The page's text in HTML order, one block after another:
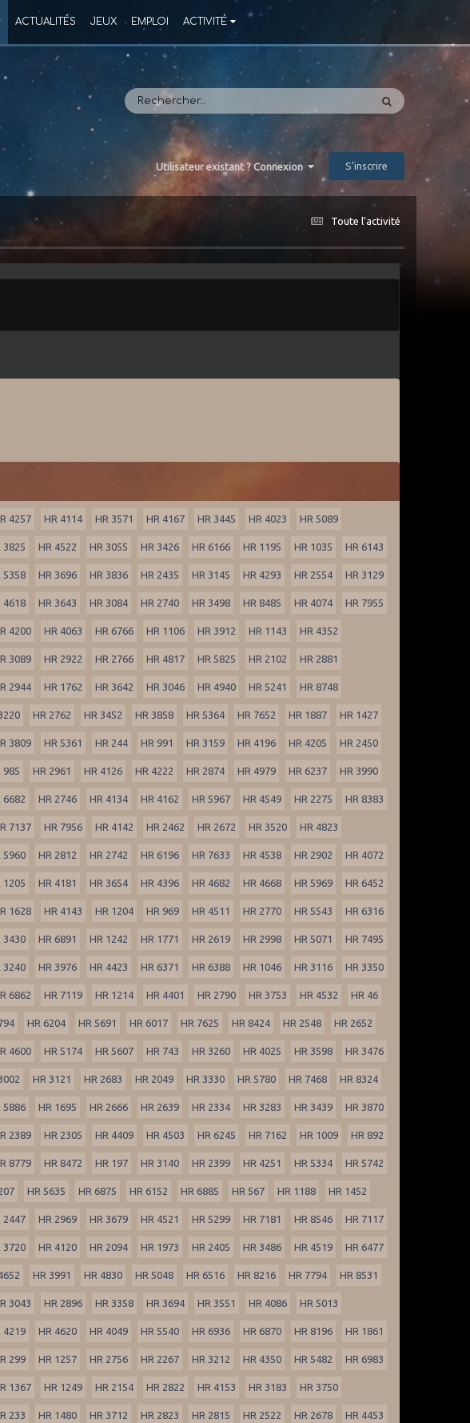
ACTUALITÉS JEUX EMPLOI ACTIVITÉ
Utilisateur existant ? Connexion S’inscrire
Toute l’activité
4257 HR 4114 HR 3571 HR 4167 HR 3445 HR 4023 HR 5089
3825 HR 4522 HR 3055 HR 3426 HR 6166 HR 1195 HR 1035 HR 6143
5358 HR 3696 HR 3836 HR 2435 HR 3145 HR 4293 HR 2554 HR 3129
4618 HR 3643 HR 3084 HR 2740 HR 3498 HR 8485 HR 4074 HR 7955
4200 HR 4063 HR 6766 HR 1106 HR 3912 HR 1143 HR 4352
3089 HR 2922 HR 2766 HR 4817 HR 5825 HR 2102 HR 2881
2944 HR 1762 HR 3642 HR 3046 HR 4940 HR 5241 HR 8748
HR 2762 HR 3452 HR 3858 HR 5364 HR 7652 HR 1887 HR 1427
3809 HR 5361 HR 244 HR 991 HR 3159 HR 4196 HR 4205 HR 2450
985 HR 2961 HR 4126 HR 4222 HR 2874 HR 4979 HR 6237 HR 3990
6682 HR 2746 HR 4134 HR 4162 HR 5967 HR 4549 HR 2275 HR 8383
7137 HR 7956 HR 4142 HR 2462 HR 2672 HR 3520 HR 4823
5960 HR 2812 HR 2742 HR 6196 HR 7633 HR 4538 HR 2902 HR 4072
1205 HR 4181 HR 3654 HR 4396 HR 4682 HR 4668 HR 5969 HR 6452
1628 HR 4143 HR 1204 HR 969 HR 4511 HR 2770 HR 5543 HR 6316
3430 HR 6891 HR 1242 HR 1771 HR 2619 HR 2998 HR 5071 HR 7495
3240 HR 3976 HR 4423 HR 6371 HR 6388 HR 1046 HR 3116 HR 3350
6862 HR 7119 HR 1214 HR 4401 HR 2790 HR 3753 HR 4532 HR 46
HR 6204 HR 5691 HR 6017 HR 7625 HR 8424 HR 2548 HR 2652
4600 HR 5174 HR 5607 HR 743 HR 3260 HR 4025 HR 3598 HR 3476
HR 3121 HR 2683 HR 2049 HR 3330 HR 5780 HR 7468 HR 8324
5886 HR 1695 HR 2666 HR 2639 HR 2334 HR 3283 HR 3439 HR 3870
2389 HR 2305 HR 4409 HR 4503 HR 6245 HR 7162 HR 1009 HR 892
8779 HR 8472 HR 197 HR 3140 HR 2399 HR 4251 HR 5334 HR 5742
HR 5635 HR 6875 HR 6152 HR 6885 HR 567 HR 1188 HR 1452
2447 HR 2969 HR 3679 HR 4521 HR 5299 HR 7181 HR 8546 HR 7117
3720 HR 4120 HR 2094 HR 1973 HR 2405 HR 3486 HR 4519 HR 6477
HR 3991 HR 4830 HR 5048 HR 6516 HR 8216 HR 7794 HR 8531
3043 HR 2896 HR 3358 HR 3694 HR 3551 HR 4086 HR 5013
4219 HR 4620 HR 4049 HR 5540 HR 6936 HR 6870 HR 8196 HR 1861
299 HR 1257 HR 2756 HR 2267 HR 3212 HR 4350 HR 5482 HR 6983
1367 HR 1249 HR 2154 HR 2822 HR 4153 HR 3183 HR 3750
233 HR 1480 HR 3712 HR 2823 HR 2815 HR 2522 HR 2678 HR 4453